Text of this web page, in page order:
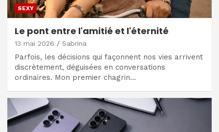
SEXY
Le pont entre l'amitié et l'éternité
13 mai 2026 Sabrina
Parfois, les décisions qui façonnent nos vies arrivent
discrètement, déguisées en conversations
ordinaires. Mon premier chagrin…